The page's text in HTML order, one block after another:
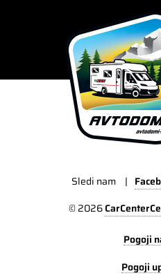
Sledi nam |
© 2026
Pogoji
Pogoji